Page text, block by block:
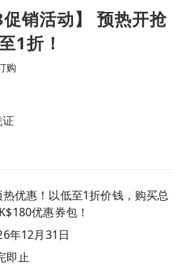
销活动】 预热开抢
1折！
购
优惠！以低至1折价钱，购买总
优惠券包！
年12月31日
即止